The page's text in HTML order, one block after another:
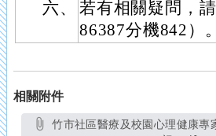
六、
若有相關疑問，
86387分機842）。
相關附件
竹市社區醫療及校園心理健康專家諮詢研討會-國中組資